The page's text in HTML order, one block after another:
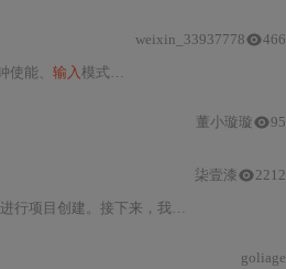
使能、 输入模式设置（上拉/浮空）、
weixin_33937778 466
董小璇璇 95
进行项目创建。接下来，我们要**
柒壹漆 2212
goliage